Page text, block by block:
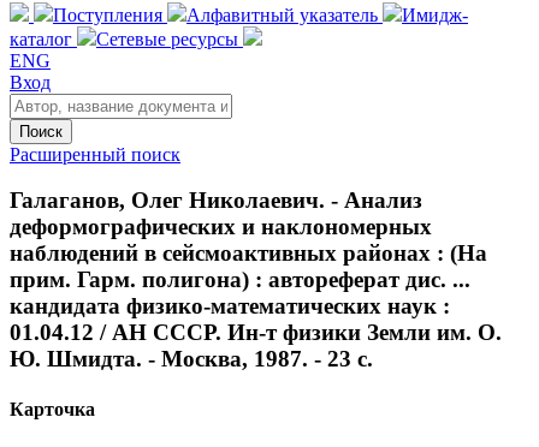
Поступления Алфавитный указатель
Имидж-
каталог
Сетевые ресурсы
ENG
Вход
Поиск
Расширенный поиск
Галаганов, Олег Николаевич. - Анализ
деформографических и наклономерных
наблюдений в сейсмоактивных районах : (На
прим. Гарм. полигона) : автореферат дис. ...
кандидата физико-математических наук :
01.04.12 / АН СССР. Ин-т физики Земли им. О.
Ю. Шмидта. - Москва, 1987. - 23 с.
Карточка